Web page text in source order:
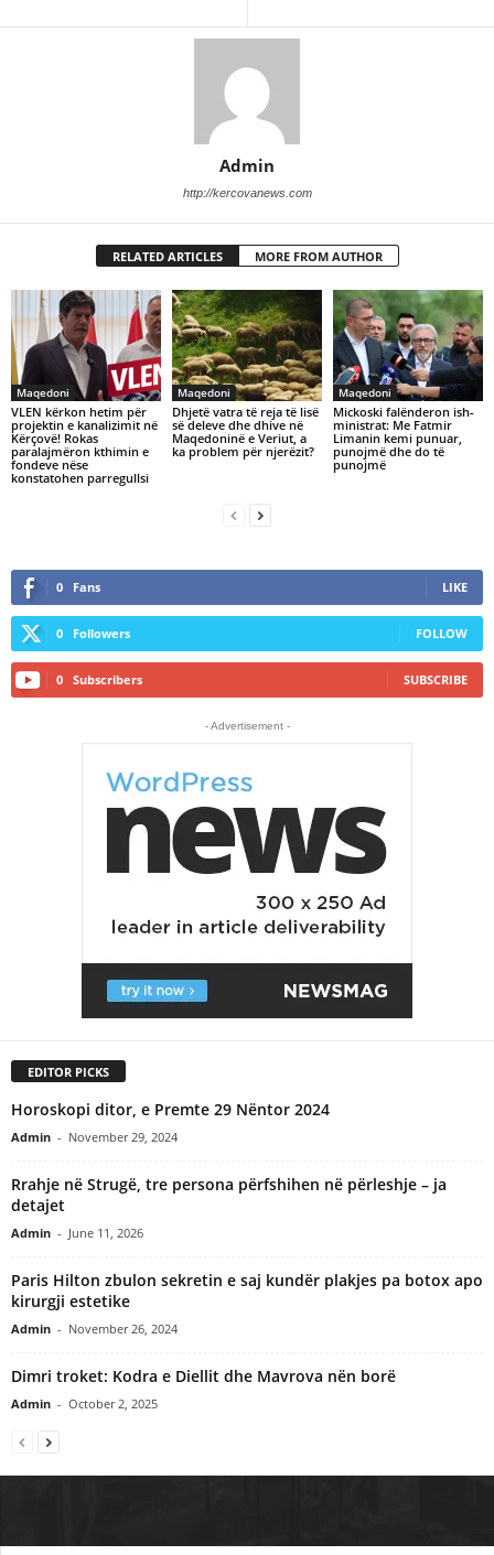
Admin
http://kercovanews.com
RELATED ARTICLES MORE FROM AUTHOR
Maqedoni
VLEN kërkon hetim për
projektin e kanalizimit në
Kërçovë! Rokas
paralajmëron kthimin e
fondeve nëse
konstatohen parregullsi
Maqedoni
Dhjetë vatra të reja të lisë
së deleve dhe dhive në
Maqedoninë e Veriut, a
ka problem për njerëzit?
Maqedoni
Mickoski falënderon ish-
ministrat: Me Fatmir
Limanin kemi punuar,
punojmë dhe do të
punojmë
0 Fans LIKE
0 Followers FOLLOW
0 Subscribers SUBSCRIBE
- Advertisement -
EDITOR PICKS
Horoskopi ditor, e Premte 29 Nëntor 2024
Admin - November 29, 2024
Rrahje në Strugë, tre persona përfshihen në përleshje – ja
detajet
Admin - June 11, 2026
Paris Hilton zbulon sekretin e saj kundër plakjes pa botox apo
kirurgji estetike
Admin - November 26, 2024
Dimri troket: Kodra e Diellit dhe Mavrova nën borë
Admin - October 2, 2025